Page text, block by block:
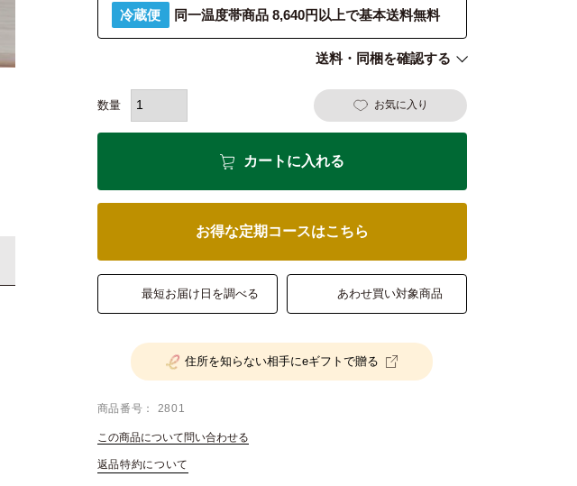
冷蔵便 同一温度帯商品 8,640円以上で基本送料無料
送料・同梱を確認する
お気に入り
カートに入れる
お得な定期コースはこちら
最短お届け日を調べる あわせ買い対象商品
住所を知らない相手にeギフトで贈る
商品番号 2801
この商品について問い合わせる
返品特約について